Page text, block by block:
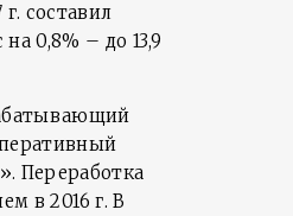
составил
0,8% – до 13,9
Переработка
в 2016 г. В